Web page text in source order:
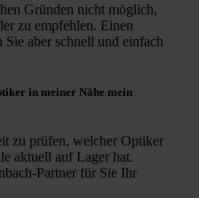
Gründen nicht möglich,
zu empfehlen. Einen
aber schnell und einfach
in meiner Nähe mein
zu prüfen, welcher Optiker
aktuell auf Lager hat.
Partner für Sie Ihr